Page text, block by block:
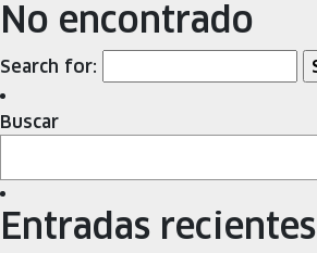
No encontrado
Search for:
Buscar
Entradas recientes